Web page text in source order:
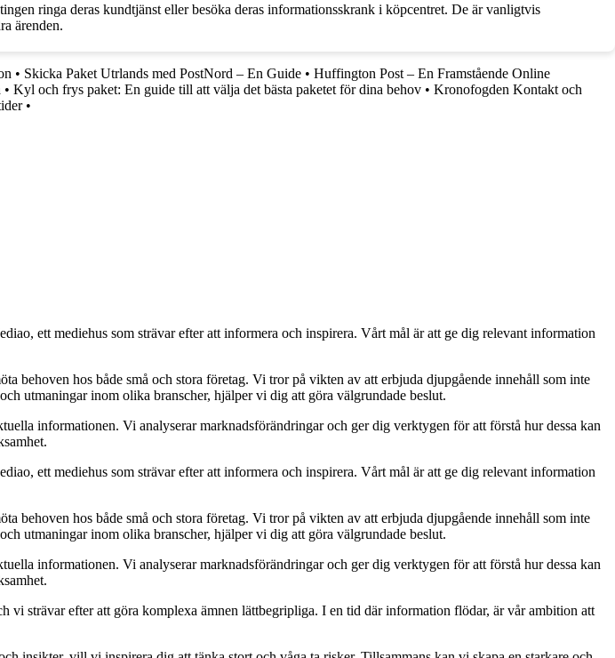
ringa deras kundtjänst eller besöka deras informationsskrank i köpcentret. De är vanligtvis
ärenden.
• Skicka Paket Utrlands med PostNord – En Guide • Huffington Post – En Framstående Online
• Kyl och frys paket: En guide till att välja det bästa paketet för dina behov • Kronofogden Kontakt och
•
ett mediehus som strävar efter att informera och inspirera. Vårt mål är att ge dig relevant information
behoven hos både små och stora företag. Vi tror på vikten av att erbjuda djupgående innehåll som inte
utmaningar inom olika branscher, hjälper vi dig att göra välgrundade beslut.
informationen. Vi analyserar marknadsförändringar och ger dig verktygen för att förstå hur dessa kan
ett mediehus som strävar efter att informera och inspirera. Vårt mål är att ge dig relevant information
behoven hos både små och stora företag. Vi tror på vikten av att erbjuda djupgående innehåll som inte
utmaningar inom olika branscher, hjälper vi dig att göra välgrundade beslut.
informationen. Vi analyserar marknadsförändringar och ger dig verktygen för att förstå hur dessa kan
strävar efter att göra komplexa ämnen lättbegripliga. I en tid där information flödar, är vår ambition att